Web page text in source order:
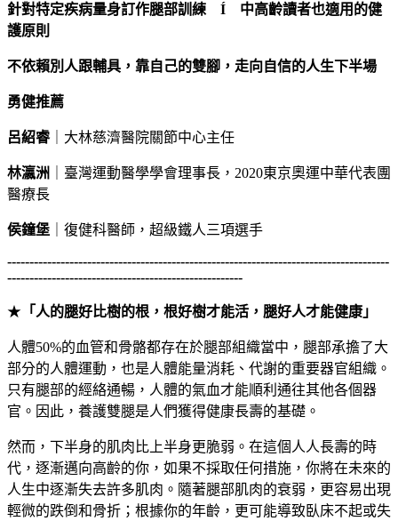
針對特定疾病量身訂作腿部訓練 Í
中高齡讀者也適用的健
護原則
不依賴別人跟輔具，靠自己的雙腳，走向自信的人生下半場
勇健推薦
呂紹睿｜大林慈濟醫院關節中心主任
林瀛洲
｜臺灣運動醫學學會理事長，2020東京奧運中華代表團
醫療長
侯鐘堡 ｜復健科醫師，超級鐵人三項選手
--------------------------------------------------------------------------------------
-----------------------------------------------------
★ 「人的腿好比樹的根，根好樹才能活，腿好人才能健康」
人體50%的血管和骨骼都存在於腿部組織當中，腿部承擔了大
部分的人體運動，也是人體能量消耗、代謝的重要器官組織。
只有腿部的經絡通暢，人體的氣血才能順利通往其他各個器
官。因此，養護雙腿是人們獲得健康長壽的基礎。
然而，下半身的肌肉比上半身更脆弱。在這個人人長壽的時
代，逐漸邁向高齡的你，如果不採取任何措施，你將在未來的
人生中逐漸失去許多肌肉。隨著腿部肌肉的衰弱，更容易出現
輕微的跌倒和骨折；根據你的年齡，更可能導致臥床不起或失